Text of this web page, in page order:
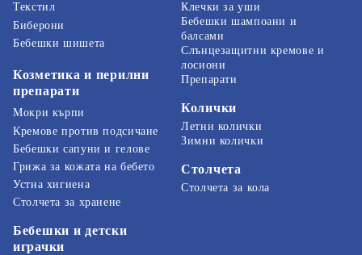
Текстил
Биберони
Бебешки шишета
Козметика и перилни
препарати
Мокри кърпи
Кремове против подсичане
Бебешки сапуни и гелове
Грижа за кожата на бебето
Устна хигиена
Клечки за уши
Бебешки шампоани и
балсами
Слънцезащитни кремове и
лосиони
Препарати
Колички
Летни колички
Зимни колички
Столчета
Столчета за кола
Столчета за хранене
Бебешки и детски
играчки